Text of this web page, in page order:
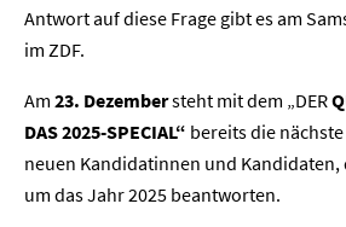
Antwort auf diese Frage gibt es am
im ZDF.
Am 23. Dezembersteht mit dem „DER
DAS 2025-SPECIAL“ bereits die
neuen Kandidatinnen und Kandidaten,
um das Jahr 2025 beantworten.
Karriere
Kontakt
Newsletter Datenschutz